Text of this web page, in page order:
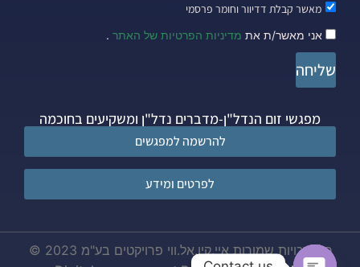
מאשר קבלת דדיוור וחומר פרסמי
אני מאשר/ת את מדיניות הפרטיות של האתר .
שליחה
מפגשי זום הנדל"ן-מדברים נדל"ן ומשקיעים בחוכמה
להרשמה למפגשים
לפרטים ומידע
כל הזכויות שמורות איי.קיו.אל.ווי פרויקטים בע"מ 2023 ©